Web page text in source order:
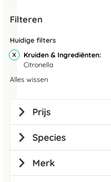
Filteren
Huidige filters
Kruiden & Ingrediënten
Citronella
Alles wissen
Prijs
Species
Merk